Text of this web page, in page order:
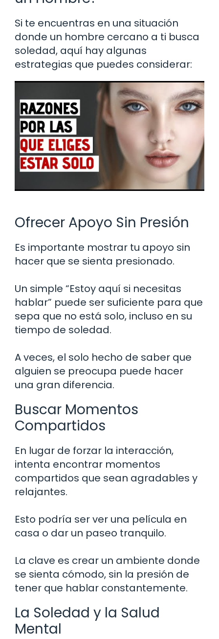
Si te encuentras en una situación
donde un hombre cercano a ti busca
soledad, aquí hay algunas
estrategias que puedes considerar:
Ofrecer Apoyo Sin Presión
Es importante mostrar tu apoyo sin
hacer que se sienta presionado.
Un simple “Estoy aquí si necesitas
hablar” puede ser suficiente para que
sepa que no está solo, incluso en su
tiempo de soledad.
A veces, el solo hecho de saber que
alguien se preocupa puede hacer
una gran diferencia.
Buscar Momentos
Compartidos
En lugar de forzar la interacción,
intenta encontrar momentos
compartidos que sean agradables y
relajantes.
Esto podría ser ver una película en
casa o dar un paseo tranquilo.
La clave es crear un ambiente donde
se sienta cómodo, sin la presión de
tener que hablar constantemente.
La Soledad y la Salud
Mental